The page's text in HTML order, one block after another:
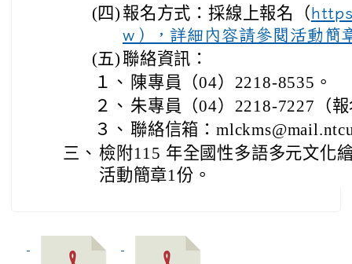
(四) 報名方式：採線上報名（
w），詳細內容請參閱活動簡
(五) 聯絡資訊：
１、 陳專員（04）2218-8535。
２、 朱專員（04）2218-7227（
３、 聯絡信箱：
三、 檢附115 年全國性多語多元文化
活動簡章1份。